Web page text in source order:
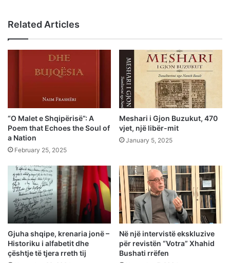
Related Articles
“O Malet e Shqipërisë”: A
Poem that Echoes the Soul of
a Nation
February 25, 2025
Meshari i Gjon Buzukut, 470
vjet, një libër-mit
January 5, 2025
Gjuha shqipe, krenaria jonë –
Historiku i alfabetit dhe
çështje të tjera rreth tij
Në një intervistë ekskluzive
për revistën “Votra” Xhahid
Bushati rrëfen